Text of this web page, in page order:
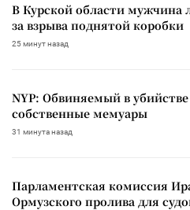
В Курской области мужчина
за взрыва поднятой коробки
25 минут назад
NYP: Обвиняемый в
собственные мемуары
31 минута назад
Парламентская комиссия
Ормузского пролива для